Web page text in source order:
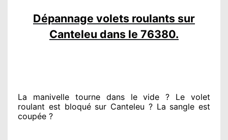
Dépannage volets roulants sur
Canteleu dans le 76380.
La manivelle tourne dans le vide ? Le volet
roulant est bloquésur Canteleu ? La sangle est
coupée ?